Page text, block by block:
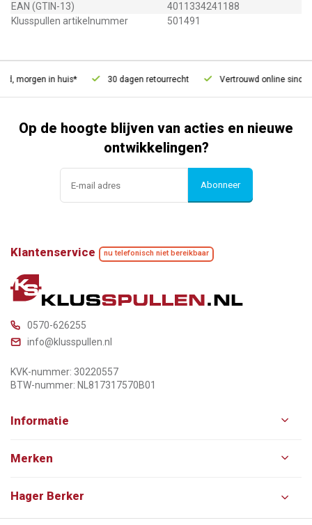
EAN (GTIN-13)
4011334241188
Klusspullen artikelnummer
501491
morgen in huis* 30 dagen retourrecht Vertrouwd online sinds
Op de hoogte blijven van acties en nieuwe
ontwikkelingen?
Abonneer
Klantenservice nu telefonisch niet bereikbaar
0570-626255
info@klusspullen.nl
KVK-nummer: 30220557
BTW-nummer: NL817317570B01
Informatie
Merken
Hager Berker